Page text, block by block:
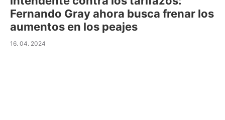
Fernando Gray ahora busca frenar los
aumentos en los peajes
16. 04. 2024